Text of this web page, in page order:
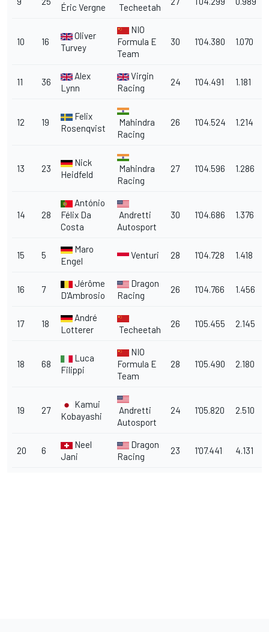
Éric Vergne
Techeetah
10 16
Oliver
Turvey
NIO
Formula E
Team
30 1'04.380 1.070
11 36
Alex
Lynn
Virgin
Racing
24 1'04.491 1.181
12 19
Felix
Rosenqvist
Mahindra
Racing
26 1'04.524 1.214
13 23
Nick
Heidfeld
Mahindra
Racing
27 1'04.596 1.286
14 28
António
Félix Da
Costa
Andretti
Autosport
30 1'04.686 1.376
15 5
Maro
Engel
Venturi 28 1'04.728 1.418
16 7
Jérôme
D'Ambrosio
Dragon
Racing
26 1'04.766 1.456
17 18
André
Lotterer
Techeetah
26 1'05.455 2.145
18 68
Luca
Filippi
NIO
Formula E
Team
28 1'05.490 2.180
19 27
Kamui
Kobayashi
Andretti
Autosport
24 1'05.820 2.510
20 6
Neel
Jani
Dragon
Racing
23 1'07.441 4.131